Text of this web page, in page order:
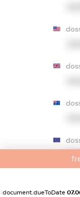
document.dueToDate